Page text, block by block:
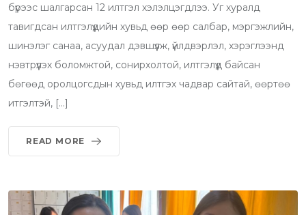
бүрээс шалгарсан 12 илтгэл хэлэлцэгдлээ. Уг хуралд
тавигдсан илтгэлүүдийн хувьд өөр өөр салбар, мэргэжлийн,
шинэлэг санаа, асуудал дэвшүүлж, үйлдвэрлэл, хэрэглээнд
нэвтрүүлэх боломжтой, сонирхолтой, илтгэлүүд байсан
бөгөөд оролцогсдын хувьд илтгэх чадвар сайтай, өөртөө
итгэлтэй, […]
READ MORE